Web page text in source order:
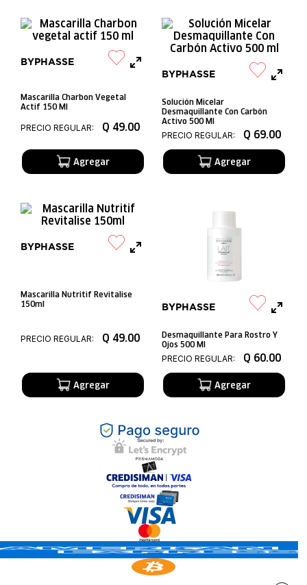
BYPHASSE
Mascarilla Charbon Vegetal
Actif 150 Ml
PRECIO REGULAR: Q 49.00
BYPHASSE
Solución Micelar
Desmaquillante Con Carbón
Activo 500 Ml
PRECIO REGULAR:
Q 69.00
BYPHASSE
Mascarilla Nutritif Revitalise
150ml
PRECIO REGULAR: Q 49.00
BYPHASSE
Desmaquillante Para Rostro Y
Ojos 500 Ml
PRECIO REGULAR:
Q 60.00